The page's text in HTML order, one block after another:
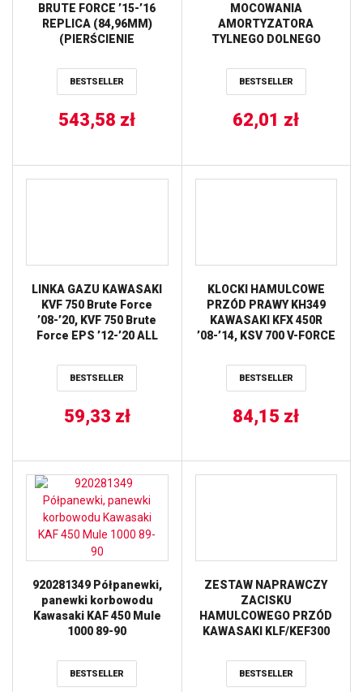
BRUTE FORCE ’15-’16
REPLICA (84,96MM)
(PIERŚCIENIE
VERTEX
BESTSELLER
543,58 zł
MOCOWANIA
AMORTYZATORA
TYLNEGO DOLNEGO
BRUTE FORCE ’12-’18 /
PRZEDNIEGO KAWASAKI
BALLS
BESTSELLER
62,01 zł
LINKA GAZU KAWASAKI
KVF 750 Brute Force
’08-’20, KVF 750 Brute
Force EPS ’12-’20 ALL
BESTSELLER
59,33 zł
KLOCKI HAMULCOWE
PRZÓD PRAWY KH349
KAWASAKI KFX 450R
’08-’14, KSV 700 V-FORCE
’02-’03, KVF 650 BRUT
FORCE ’05-’11, KVF 700
LT-V 700 TWIN PEAKS
’04-’05 NEWFREN
BESTSELLER
84,15 zł
920281349 Półpanewki,
panewki korbowodu
Kawasaki KAF 450 Mule
1000 89-90
BESTSELLER
ZESTAW NAPRAWCZY
ZACISKU
HAMULCOWEGO PRZÓD
KAWASAKI KLF/KEF300
TYŁ KAWASAKI
KX125/250 (88) ALL
BESTSELLER